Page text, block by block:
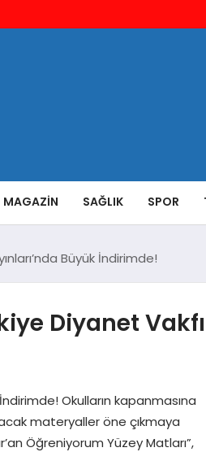
MAGAZIN SAĞLIK SPOR
Büyük İndirimde!
Diyanet Vakfı
Okulların kapanmasına
materyaller öne çıkmaya
Öğreniyorum Yüzey Matları”,